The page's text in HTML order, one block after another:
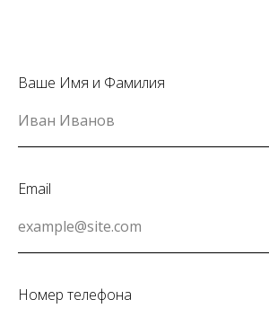
Ваше Имя и Фамилия
Email
Номер телефона